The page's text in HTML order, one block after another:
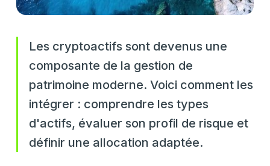
Les cryptoactifs sont devenus une
composante de la gestion de
patrimoine moderne. Voici comment les
intégrer : comprendre les types
d'actifs, évaluer son profil de risque et
définir une allocation adaptée.